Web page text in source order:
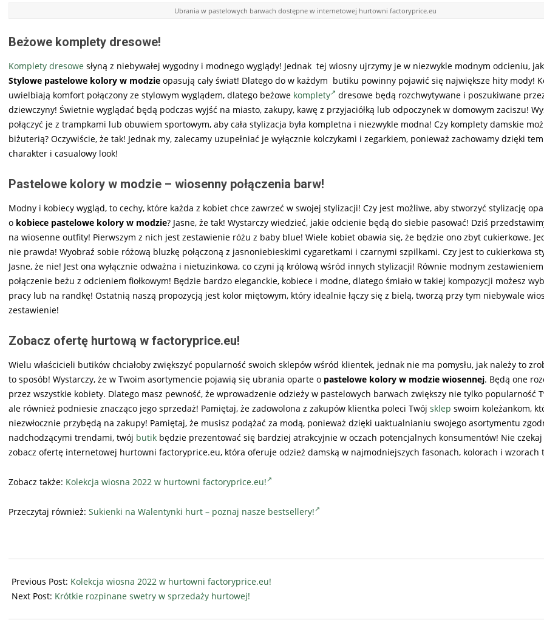
Ubrania w pastelowych barwach dostępne w internetowej hurtowni factoryprice.eu
Beżowe komplety dresowe!
Komplety dresowe słyną z niebywałej wygodny i modnego wyglądy! Jednak tej wiosny ujrzymy je w niezwykle modnym odcieniu,
Stylowe pastelowe kolory w modzie opasują cały świat! Dlatego do w każdym butiku powinny pojawić się największe hity mody!
uwielbiają komfort połączony ze stylowym wyglądem, dlatego beżowe komplety
dresowe będą rozchwytywane i poszukiwane
dziewczyny! Świetnie wyglądać będą podczas wyjść na miasto, zakupy, kawę z przyjaciółką lub odpoczynek w domowym zaciszu!
połączyć je z trampkami lub obuwiem sportowym, aby cała stylizacja była kompletna i niezwykle modna! Czy komplety damskie
biżuterią? Oczywiście, że tak! Jednak my, zalecamy uzupełniać je wyłącznie kolczykami i zegarkiem, ponieważ zachowamy dzięki
charakter i casualowy look!
Pastelowe kolory w modzie – wiosenny połączenia barw!
Modny i kobiecy wygląd, to cechy, które każda z kobiet chce zawrzeć w swojej stylizacji! Czy jest możliwe, aby stworzyć stylizację
o kobiece pastelowe kolory w modzie? Jasne, że tak! Wystarczy wiedzieć, jakie odcienie będą do siebie pasować! Dziś
na wiosenne outfity! Pierwszym z nich jest zestawienie różu z baby blue! Wiele kobiet obawia się, że będzie ono zbyt cukierkowe.
nie prawda! Wyobraź sobie różową bluzkę połączoną z jasnoniebieskimi cygaretkami i czarnymi szpilkami. Czy jest to cukierkowa
Jasne, że nie! Jest ona wyłącznie odważna i nietuzinkowa, co czyni ją królową wśród innych stylizacji! Równie modnym
połączenie beżu z odcieniem fiołkowym! Będzie bardzo eleganckie, kobiece i modne, dlatego śmiało w takiej kompozycji możesz
pracy lub na randkę! Ostatnią naszą propozycją jest kolor miętowym, który idealnie łączy się z bielą, tworzą przy tym niebywale
zestawienie!
Zobacz ofertę hurtową w factoryprice.eu!
Wielu właścicieli butików chciałoby zwiększyć popularność swoich sklepów wśród klientek, jednak nie ma pomysłu, jak należy to
to sposób! Wystarczy, że w Twoim asortymencie pojawią się ubrania oparte o pastelowe kolory w modzie wiosennej. Będą one
przez wszystkie kobiety. Dlatego masz pewność, że wprowadzenie odzieży w pastelowych barwach zwiększy nie tylko popularność
ale również podniesie znacząco jego sprzedaż! Pamiętaj, że zadowolona z zakupów klientka poleci Twój sklep swoim koleżankom,
niezwłocznie przybędą na zakupy! Pamiętaj, że musisz podążać za modą, ponieważ dzięki uaktualnianiu swojego asortymentu
nadchodzącymi trendami, twój butik będzie prezentować się bardziej atrakcyjnie w oczach potencjalnych konsumentów! Nie
zobacz ofertę internetowej hurtowni factoryprice.eu, która oferuje odzież damską w najmodniejszych fasonach, kolorach i wzorach
Zobacz także: Kolekcja wiosna 2022 w hurtowni factoryprice.eu!
Przeczytaj również: Sukienki na Walentynki hurt – poznaj nasze bestsellery!
01-
06
Previous Post: Kolekcja wiosna 2022 w hurtowni factoryprice.eu!
Next Post: Krótkie rozpinane swetry w sprzedaży hurtowej!